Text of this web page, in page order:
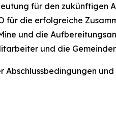
für den zukünftigen
für die erfolgreiche
und die
und die